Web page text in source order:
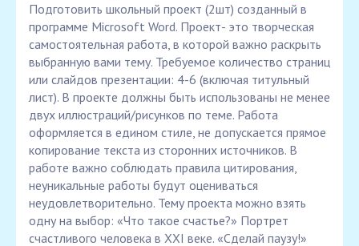
Подготовить школьный проект (2шт) созданный в
программе Microsoft Word. Проект- это творческая
самостоятельная работа, в которой важно раскрыть
выбранную вами тему. Требуемое количество страниц
или слайдов презентации: 4-6 (включая титульный
лист). В проекте должны быть использованы не менее
двух иллюстраций/рисунков по теме. Работа
оформляется в едином стиле, не допускается прямое
копирование текста из сторонних источников. В
работе важно соблюдать правила цитирования,
неуникальные работы будут оцениваться
неудовлетворительно. Тему проекта можно взять
одну на выбор: «Что такое счастье?» Портрет
счастливого человека в XXI веке. «Сделай паузу!»